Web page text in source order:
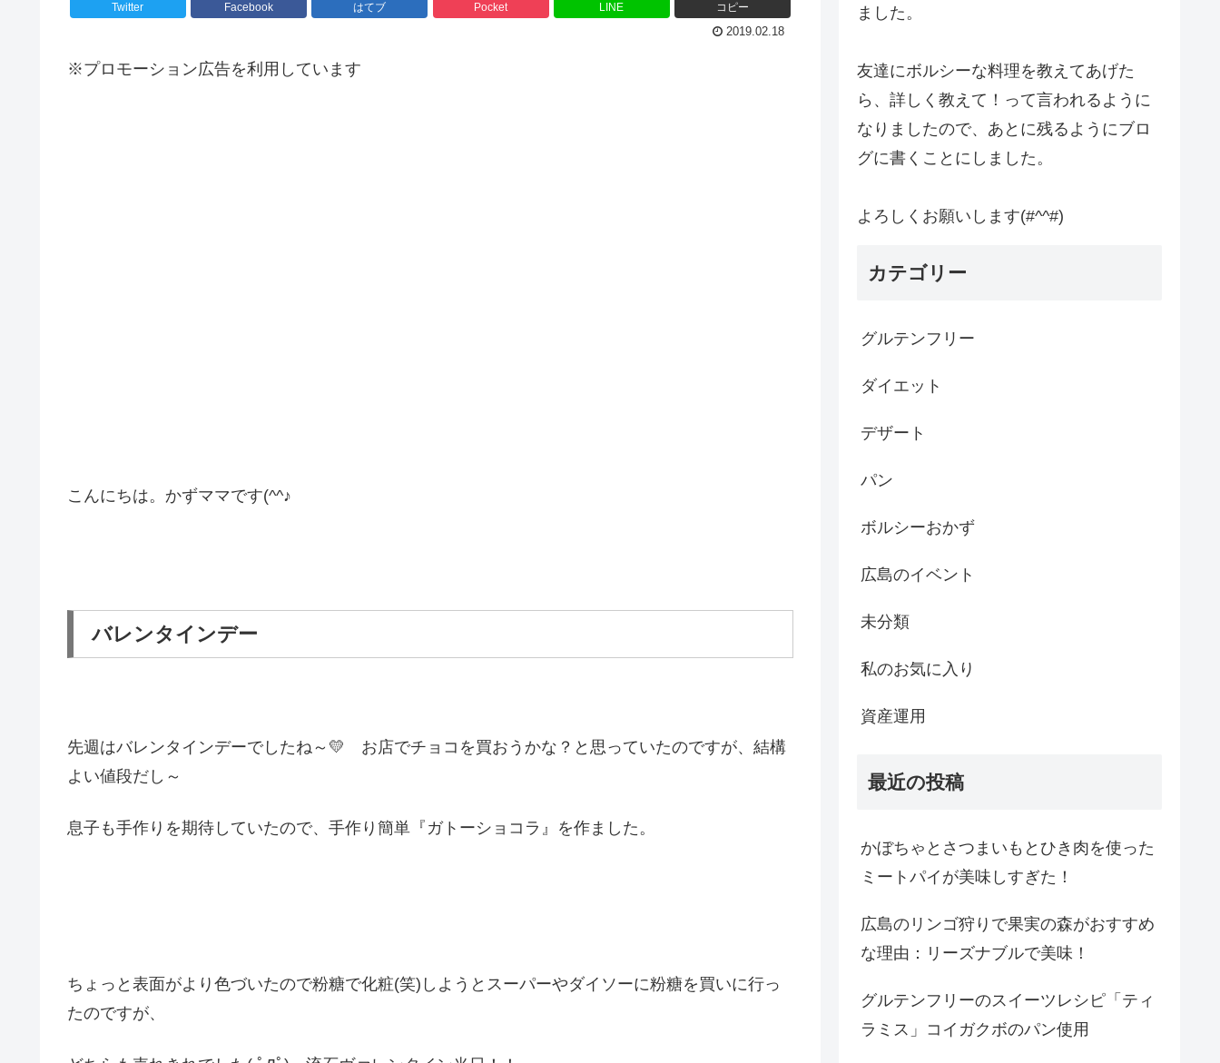
Twitter Facebook はてブ Pocket LINE
コピー
2019.02.18
※プロモーション広告を利用しています
こんにちは。かずママです(^^♪
バレンタインデー
先週はバレンタインデーでしたね～💛 お店でチョコを買おうかな？と思っていたのですが、結構
よい値段だし～
息子も手作りを期待していたので、手作り簡単『ガトーショコラ』を作ました。
ちょっと表面がより色づいたので粉糖で化粧(笑)しようとスーパーやダイソーに粉糖を買いに行っ
たのですが、
ました。
友達にボルシーな料理を教えてあげた
ら、詳しく教えて！って言われるように
なりましたので、あとに残るようにブロ
グに書くことにしました。
よろしくお願いします(#^^#)
カテゴリー
グルテンフリー
ダイエット
デザート
パン
ボルシーおかず
広島のイベント
未分類
私のお気に入り
資産運用
最近の投稿
かぼちゃとさつまいもとひき肉を使った
ミートパイが美味しすぎた！
広島のリンゴ狩りで果実の森がおすすめ
な理由：リーズナブルで美味！
グルテンフリーのスイーツレシピ「ティ
ラミス」コイガクボのパン使用